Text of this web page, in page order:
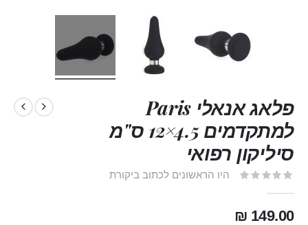
פלאג אנאלי Paris
למתקדמים 4.5×12 ס"מ
סיליקון רפואי
היו הראשונים לכתוב ביקורת
149.00 ₪